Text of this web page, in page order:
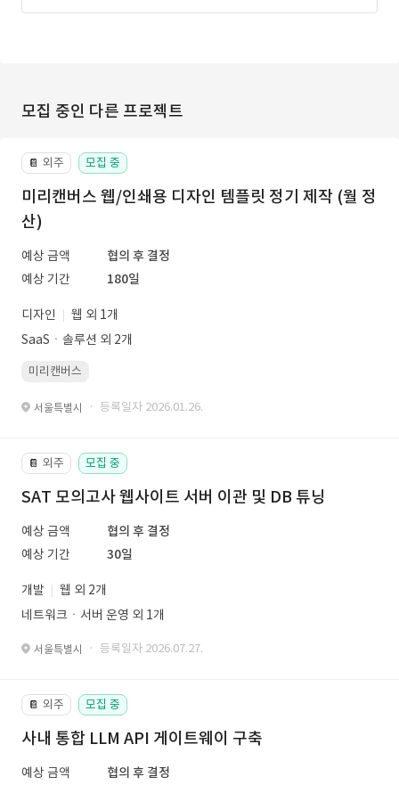
모집 중인 다른 프로젝트
📔 외주 모집 중
미리캔버스 웹/인쇄용 디자인 템플릿 정기 제작 (월 정
산)
예상 금액
협의 후 결정
예상 기간
180일
디자인
웹 외 1개
SaaSㆍ솔루션 외 2개
미리캔버스
서울특별시 · 등록일자 2026.01.26.
📔 외주 모집 중
SAT 모의고사 웹사이트 서버 이관 및 DB 튜닝
예상 금액
협의 후 결정
예상 기간
30일
개발
웹 외 2개
네트워크ㆍ서버 운영 외 1개
서울특별시 · 등록일자 2026.07.27.
📔 외주 모집 중
사내 통합 LLM API 게이트웨이 구축
예상 금액
협의 후 결정